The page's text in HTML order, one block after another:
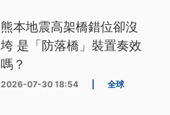
熊本地震高架橋錯位卻沒
垮 是「防落橋」裝置奏效
嗎？
2026-07-30 18:54 全球